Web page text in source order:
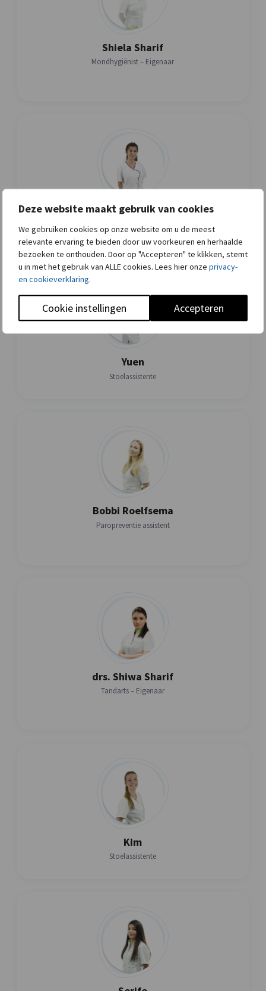
Deze website maakt gebruik van cookies
We gebruiken cookies op onze website om u de meest
relevante ervaring te bieden door uw voorkeuren en herhaalde
bezoeken te onthouden. Door op "Accepteren" te klikken, stemt
u in met het gebruik van ALLE cookies. Lees hier onze privacy-
en cookieverklaring.
Cookie instellingen Accepteren
Shiela Sharif
Mondhygiënist – Eigenaar
Suzanne
Stoelassistente
Yuen
Stoelassistente
Bobbi Roelfsema
Paropreventie assistent
drs. Shiwa Sharif
Tandarts – Eigenaar
Kim
Stoelassistente